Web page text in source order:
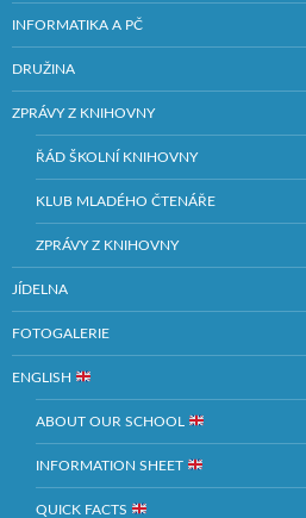
INFORMATIKA A PČ
DRUŽINA
ZPRÁVY Z KNIHOVNY
ŘÁD ŠKOLNÍ KNIHOVNY
KLUB MLADÉHO ČTENÁŘE
ZPRÁVY Z KNIHOVNY
JÍDELNA
FOTOGALERIE
ENGLISH
ABOUT OUR SCHOOL
INFORMATION SHEET
QUICK FACTS